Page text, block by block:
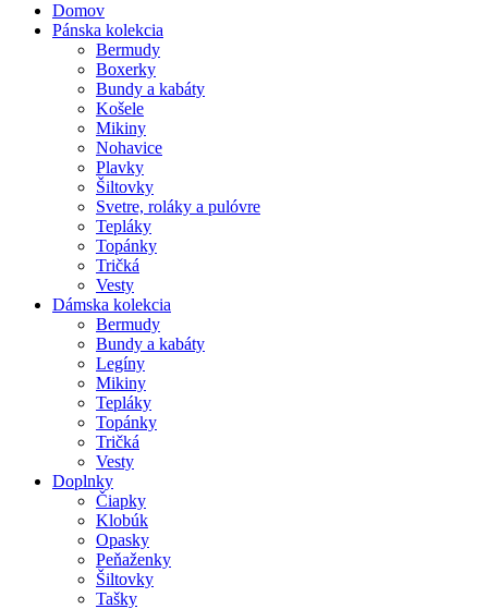
Domov
Pánska kolekcia
Bermudy
Boxerky
Bundy a kabáty
Košele
Mikiny
Nohavice
Plavky
Šiltovky
Svetre, roláky a pulóvre
Tepláky
Topánky
Tričká
Vesty
Dámska kolekcia
Bermudy
Bundy a kabáty
Legíny
Mikiny
Tepláky
Topánky
Tričká
Vesty
Doplnky
Čiapky
Klobúk
Opasky
Peňaženky
Šiltovky
Tašky